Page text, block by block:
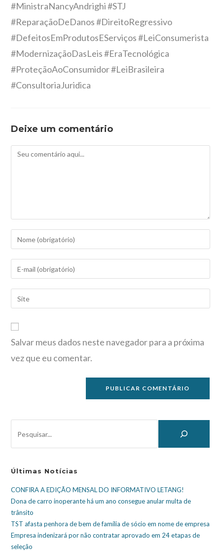
#MinistraNancyAndrighi #STJ
#ReparaçãoDeDanos #DireitoRegressivo
#DefeitosEmProdutosEServiços #LeiConsumerista
#ModernizaçãoDasLeis #EraTecnológica
#ProteçãoAoConsumidor #LeiBrasileira
#ConsultoriaJuridica
Deixe um comentário
Salvar meus dados neste navegador para a próxima
vez que eu comentar.
Últimas Notícias
CONFIRA A EDIÇÃO MENSAL DO INFORMATIVO LETANG!
Dona de carro inoperante há um ano consegue anular multa de
trânsito
TST afasta penhora de bem de família de sócio em nome de empresa
Empresa indenizará por não contratar aprovado em 24 etapas de
seleção